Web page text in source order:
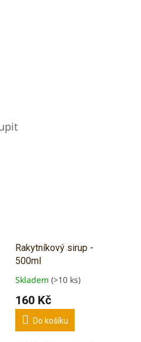
Rakytníkový sirup -
500ml
Průměrné
hodnocení
produktu
5,0
Skladem (>10 ks)
160 Kč
Do košíku